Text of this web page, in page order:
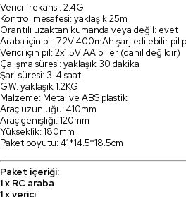
Verici frekansı: 2.4G
Kontrol mesafesi: yaklaşık 25m
Orantılı uzaktan kumanda veya değil: evet
Araba için pil: 7.2V 400mAh şarj edilebilir pil
Verici için pil: 2x1.5V AA piller (dahil değildir)
Çalışma süresi: yaklaşık 30 dakika
Şarj süresi: 3-4 saat
G.W: yaklaşık 1.2KG
Malzeme: Metal ve ABS plastik
Araç uzunluğu: 410mm
Araç genişliği: 120mm
Yükseklik: 180mm
Paket boyutu: 41*14.5*18.5cm
Paket içeriği:
1 x RC araba
1 x verici